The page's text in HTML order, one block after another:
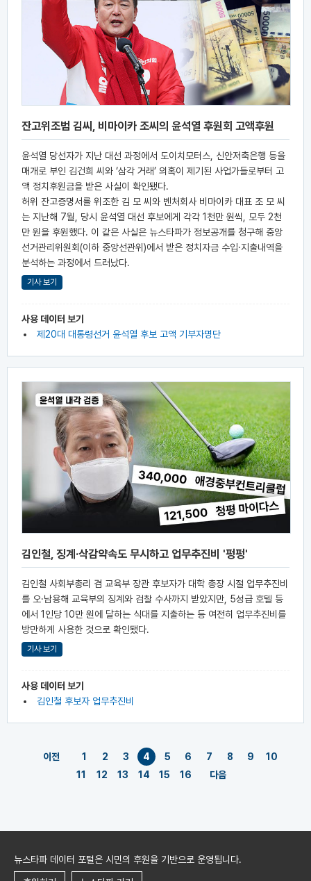
잔고위조범 김씨, 비마이카 조씨의 윤석열 후원회 고액후원
윤석열 당선자가 지난 대선 과정에서 도이치모터스, 신안저축은행 등을
매개로 부인 김건희 씨와 ‘삼각 거래’ 의혹이 제기된 사업가들로부터 고
액 정치후원금을 받은 사실이 확인됐다.
허위 잔고증명서를 위조한 김 모 씨와 벤처회사 비마이카 대표 조 모 씨
는 지난해 7월, 당시 윤석열 대선 후보에게 각각 1천만 원씩, 모두 2천
만 원을 후원했다. 이 같은 사실은 뉴스타파가 정보공개를 청구해 중앙
선거관리위원회(이하 중앙선관위)에서 받은 정치자금 수입·지출내역을
분석하는 과정에서 드러났다.
기사 보기
사용 데이터 보기
제20대 대통령선거 윤석열 후보 고액 기부자명단
김인철, 징계·삭감약속도 무시하고 업무추진비 '펑펑'
김인철 사회부총리 겸 교육부 장관 후보자가 대학 총장 시절 업무추진비
를 오·남용해 교육부의 징계와 검찰 수사까지 받았지만, 5성급 호텔 등
에서 1인당 10만 원에 달하는 식대를 지출하는 등 여전히 업무추진비를
방만하게 사용한 것으로 확인됐다.
기사 보기
사용 데이터 보기
김인철 후보자 업무추진비
이전 1 2 3 4 5 6 7 8 9
10
11
12 13 14 15 16 다음
뉴스타파 데이터 포털은 시민의 후원을 기반으로 운영됩니다.